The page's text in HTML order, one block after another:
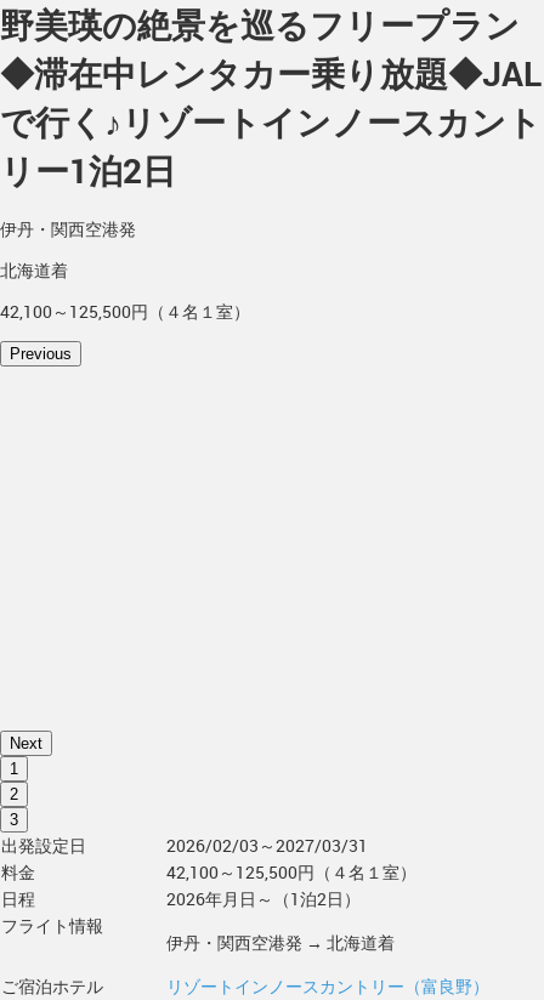
野美瑛の絶景を巡るフリープラン
◆滞在中レンタカー乗り放題◆JAL
で行く♪リゾートインノースカント
リー1泊2日
伊丹・関西空港発
北海道着
42,100～125,500円（４名１室）
Previous
Next
1
2
3
出発設定日
2026/02/03～2027/03/31
料金
42,100～125,500円（４名１室）
日程
2026年月日～（1泊2日）
フライト情報
伊丹・関西空港発 → 北海道着
ご宿泊ホテル
リゾートインノースカントリー（富良野）